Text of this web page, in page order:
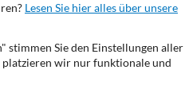
Lesen Sie hier alles über unsere
stimmen Sie den Einstellungen aller
platzieren wir nur funktionale und